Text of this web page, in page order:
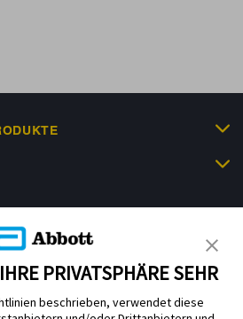
PRIVATSPHÄRE SEHR
beschrieben, verwendet diese